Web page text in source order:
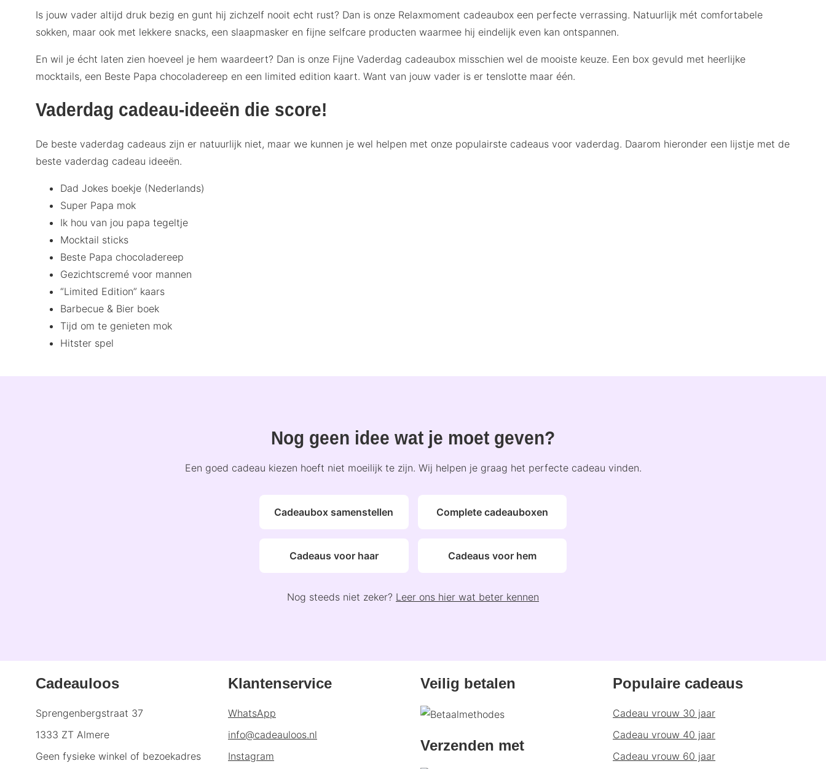
Is jouw vader altijd druk bezig en gunt hij zichzelf nooit echt rust? Dan is onze Relaxmoment cadeaubox een perfecte verrassing. Natuurlijk mét comfortabele
sokken, maar ook met lekkere snacks, een slaapmasker en fijne selfcare producten waarmee hij eindelijk even kan ontspannen.
En wil je écht laten zien hoeveel je hem waardeert? Dan is onze Fijne Vaderdag cadeaubox misschien wel de mooiste keuze. Een box gevuld met heerlijke
mocktails, een Beste Papa chocoladereep en een limited edition kaart. Want van jouw vader is er tenslotte maar één.
Vaderdag cadeau-ideeën die score!
De beste vaderdag cadeaus zijn er natuurlijk niet, maar we kunnen je wel helpen met onze populairste cadeaus voor vaderdag. Daarom hieronder een lijstje met de
beste vaderdag cadeau ideeën.
Dad Jokes boekje (Nederlands)
Super Papa mok
Ik hou van jou papa tegeltje
Mocktail sticks
Beste Papa chocoladereep
Gezichtscremé voor mannen
“Limited Edition” kaars
Barbecue & Bier boek
Tijd om te genieten mok
Hitster spel
Nog geen idee wat je moet geven?
Een goed cadeau kiezen hoeft niet moeilijk te zijn. Wij helpen je graag het perfecte cadeau vinden.
Cadeaubox samenstellen Complete cadeauboxen
Cadeaus voor haar Cadeaus voor hem
Nog steeds niet zeker? Leer ons hier wat beter kennen
Cadeauloos
Sprengenbergstraat 37
1333 ZT Almere
Geen fysieke winkel of bezoekadres
Klantenservice
WhatsApp
info@cadeauloos.nl
Instagram
Veilig betalen
Verzenden met
Populaire cadeaus
Cadeau vrouw 30 jaar
Cadeau vrouw 40 jaar
Cadeau vrouw 60 jaar